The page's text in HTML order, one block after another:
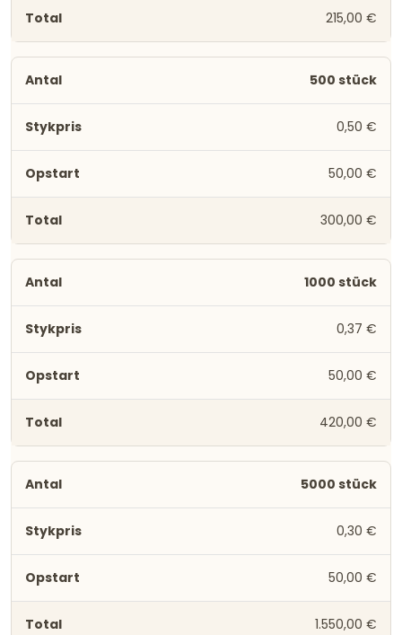
215,00 €
500 stück
0,50 €
50,00 €
300,00 €
1000 stück
0,37 €
50,00 €
420,00 €
5000 stück
0,30 €
50,00 €
1.550,00 €